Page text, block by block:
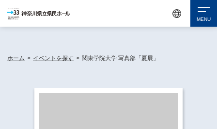
ホーム > イベントを探す > 関東学院大学 写真部「夏展」